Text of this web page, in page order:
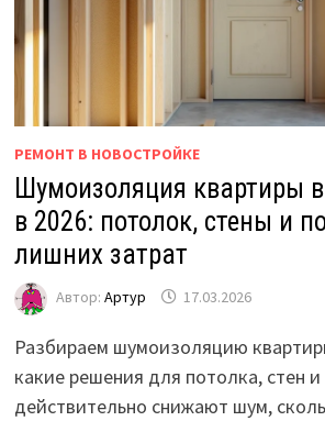
РЕМОНТ В НОВОСТРОЙКЕ
Шумоизоляция квартиры
в 2026: потолок, стены и
лишних затрат
Автор: Артур 17.03.2026
Разбираем шумоизоляцию
какие решения для потолка, стен
действительно снижают шум,